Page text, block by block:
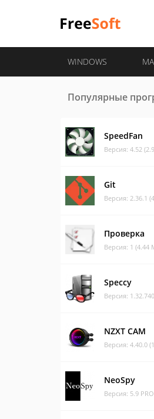
WINDOWS
Популярные
SpeedFan
Версия: 4.52
Git
Версия: 2.36.1
Проверка
Версия: 1 (4.44
Speccy
Версия:
NZXT CAM
Версия: 4.40.0
NeoSpy
Версия: 5.9